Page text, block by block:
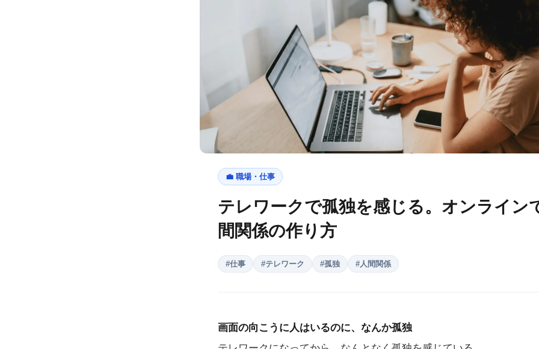
💼 職場・仕事
テレワークで孤独を感じる。オンライン
間関係の作り方
#仕事 #テレワーク #孤独 # 人間関係
画面の向こうに人はいるのに、なんか孤独